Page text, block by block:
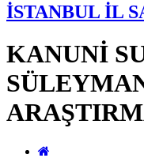
İSTANBUL İL
KANUNİ